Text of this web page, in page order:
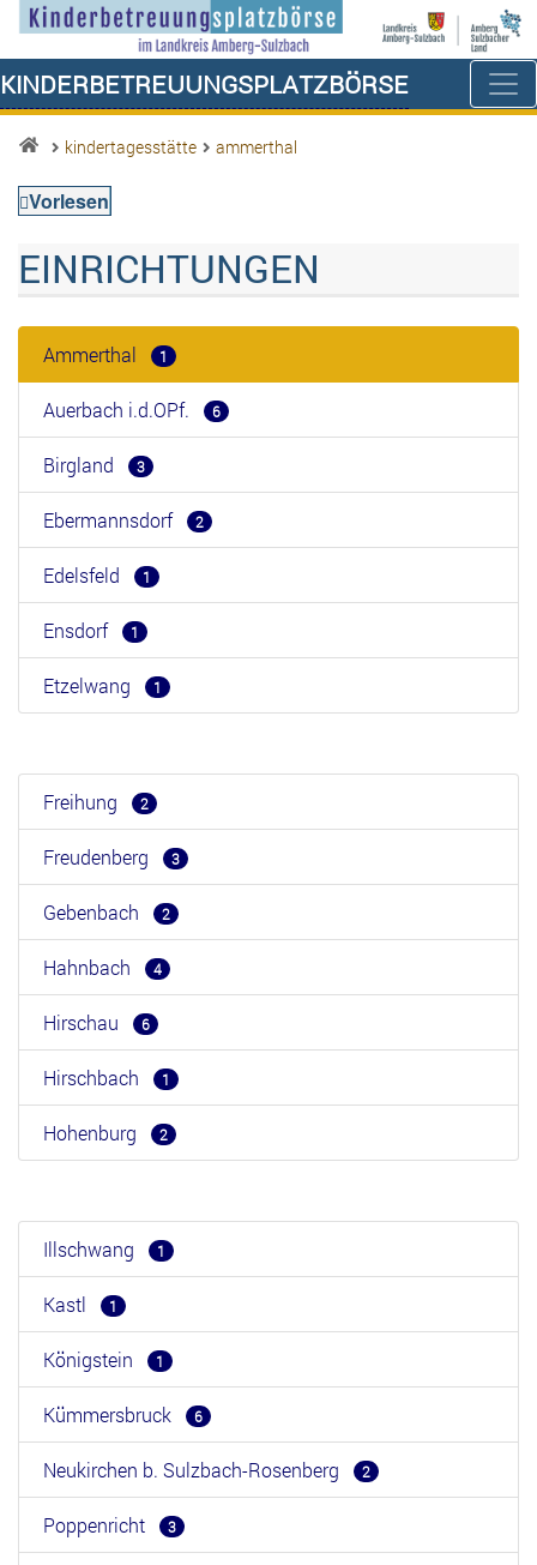
Kinderbetreuungsplatzbörse
kindertagesstätte ammerthal
Vorlesen
EINRICHTUNGEN
Ammerthal 1
Auerbach i.d.OPf. 6
Birgland 3
Ebermannsdorf 2
Edelsfeld 1
Ensdorf 1
Etzelwang 1
Freihung 2
Freudenberg 3
Gebenbach 2
Hahnbach 4
Hirschau 6
Hirschbach 1
Hohenburg 2
Illschwang 1
Kastl 1
Königstein 1
Kümmersbruck 6
Neukirchen b. Sulzbach-Rosenberg 2
Poppenricht 3